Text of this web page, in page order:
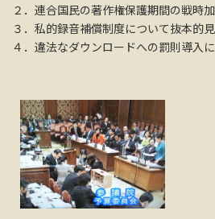
２．連合国民の著作権保護期間の戦時
３．私的録音補償制度について抜本的
４．違法なダウンロードへの罰則導入